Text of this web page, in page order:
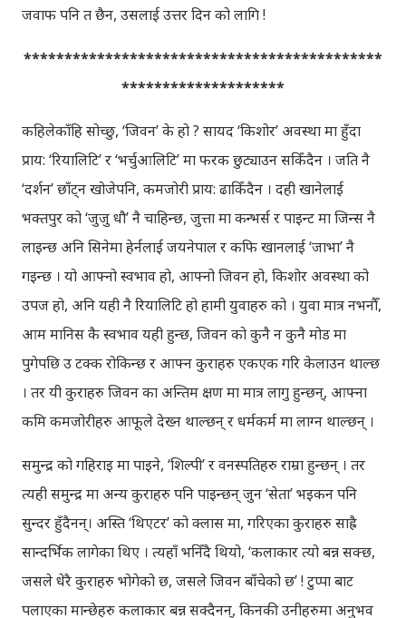
जवाफ पनि त छैन, उसलाई उत्तर दिन को लागि !
********************************************
********************
कहिलेकाँहि सोच्छु, ‘जिवन’ के हो ? सायद ‘किशोर’ अवस्था मा हुँदा
प्राय: ‘रियालिटि’ र ‘भर्चुआलिटि’ मा फरक छुट्याउन सकिँदैन । जति नै
‘दर्शन’ छाँट्न खोजेपनि, कमजोरी प्राय: ढाकिँदैन । दही खानेलाई
भक्तपुर को ‘जुजु धौ’ नै चाहिन्छ, जुत्ता मा कन्भर्स र पाइन्ट मा जिन्स नै
लाइन्छ अनि सिनेमा हेर्नलाई जयनेपाल र कफि खानलाई ‘जाभा’ नै
गइन्छ । यो आफ्नो स्वभाव हो, आफ्नो जिवन हो, किशोर अवस्था को
उपज हो, अनि यही नै रियालिटि हो हामी युवाहरु को । युवा मात्र नभनौँ,
आम मानिस कै स्वभाव यही हुन्छ, जिवन को कुनै न कुनै मोड मा
पुगेपछि उ टक्क रोकिन्छ र आफ्न कुराहरु एकएक गरि केलाउन थाल्छ
। तर यी कुराहरु जिवन का अन्तिम क्षण मा मात्र लागु हुन्छन्, आफ्ना
कमि कमजोरीहरु आफूले देख्न थाल्छन् र धर्मकर्म मा लाग्न थाल्छन् ।
समुन्द्र को गहिराइ मा पाइने, ‘शिल्पी’ र वनस्पतिहरु राम्रा हुन्छन् । तर
त्यही समुन्द्र मा अन्य कुराहरु पनि पाइन्छन् जुन ‘सेता’ भइकन पनि
सुन्दर हुँदैनन्। अस्ति ‘थिएटर’ को क्लास मा, गरिएका कुराहरु साह्रै
सान्दर्भिक लागेका थिए । त्यहाँ भनिँदै थियो, ‘कलाकार त्यो बन्न सक्छ,
जसले धेरै कुराहरु भोगेको छ, जसले जिवन बाँचेको छ’ ! टुप्पा बाट
पलाएका मान्छेहरु कलाकार बन्न सक्दैनन्, किनकी उनीहरुमा अनुभव